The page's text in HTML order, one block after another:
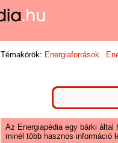
Témakörök: Energiaforrások
Az Energiapédia egy bárki
minél több hasznos információ